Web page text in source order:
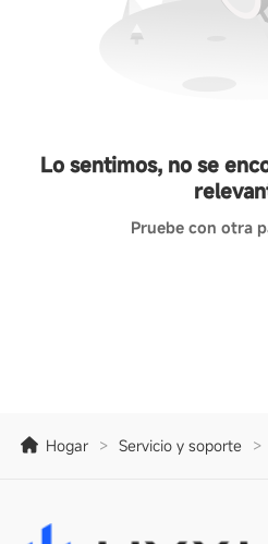
Lo sentimos, no se
Pruebe con otra
Hogar > Servicio y soporte >